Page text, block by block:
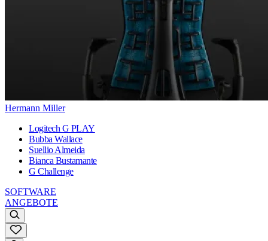
Hermann Miller
Logitech G PLAY
Bubba Wallace
Suellio Almeida
Bianca Bustamante
G Challenge
SOFTWARE
ANGEBOTE